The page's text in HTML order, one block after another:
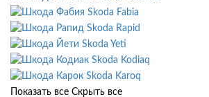
Skoda Fabia
Skoda Rapid
Skoda Yeti
Skoda Kodiaq
Skoda Karoq
Показать все Скрыть все